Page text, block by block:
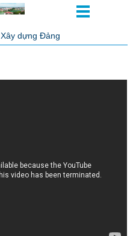
Xây dựng Đảng